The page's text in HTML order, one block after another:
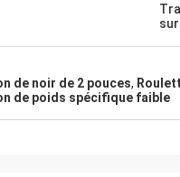
de noir de 2 pouces,
de poids spécifique faible